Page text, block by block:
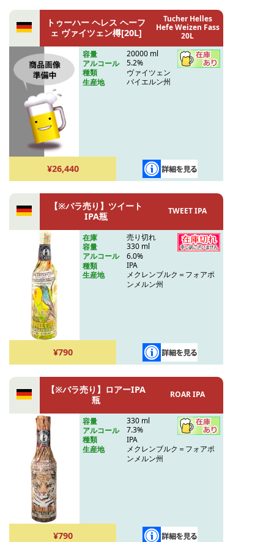
トゥーハー ヘレス ヘーフ
ェ ヴァイツェン樽[20L]
Tucher Helles
Hefe Weizen Fass
20L
容量
20000 ml
アルコール
5.2%
種類
ヴァイツェン
生産地
バイエルン州
¥26,440
【※バラ売り】ツイート
IPA瓶
TWEET IPA
在庫
売り切れ
容量
330 ml
アルコール
6.0%
種類
IPA
生産地
メクレンブルク＝フォアポ
ンメルン州
¥790
【※バラ売り】ロアーIPA
瓶
ROAR IPA
容量
330 ml
アルコール
7.3%
種類
IPA
生産地
メクレンブルク＝フォアポ
ンメルン州
¥790